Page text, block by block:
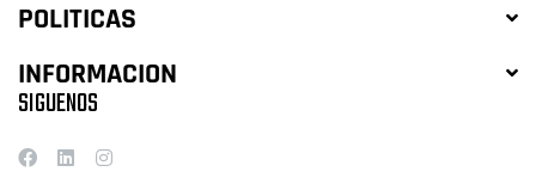
POLITICAS
INFORMACION
SIGUENOS